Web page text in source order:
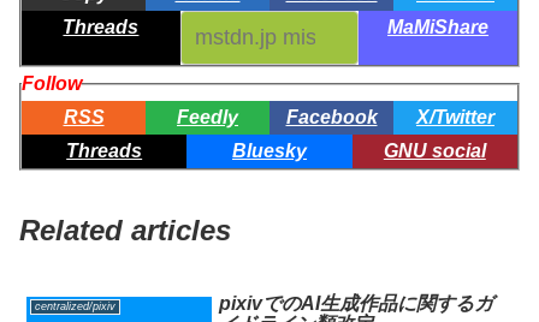
Threads
MaMiShare
Follow
RSS
Feedly Facebook
X/Twitter
Threads
Bluesky GNU social
Related articles
centralized/pixiv
pixivでのAI生成作品に関するガ